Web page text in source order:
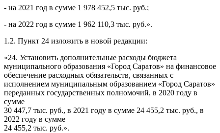
- на 2021 год в сумме 1 978 452,5 тыс. руб.;
- на 2022 год в сумме 1 962 110,3 тыс. руб.».
1.2. Пункт 24 изложить в новой редакции:
«24. Установить дополнительные расходы бюджета
муниципального образования «Город Саратов» на финансовое
обеспечение расходных обязательств, связанных с
исполнением муниципальным образованием «Город Саратов»
переданных государственных полномочий, в 2020 году в
сумме
30 447,7 тыс. руб., в 2021 году в сумме 24 455,2 тыс. руб., в
2022 году в сумме
24 455,2 тыс. руб.».